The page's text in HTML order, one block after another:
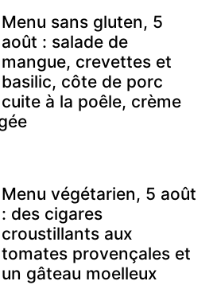
Menu sans gluten, 5
août : salade de
mangue, crevettes et
basilic, côte de porc
cuite à la poêle, crème
Menu végétarien, 5 août
: des cigares
croustillants aux
tomates provençales et
un gâteau moelleux